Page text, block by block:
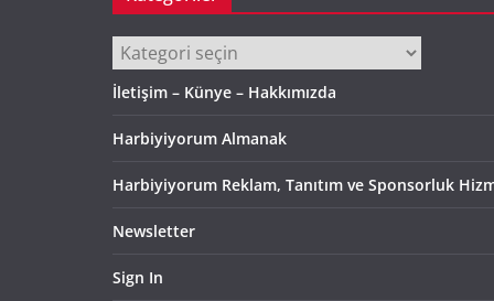
Kategoriler
İletişim – Künye – Hakkımızda
Harbiyiyorum Almanak
Harbiyiyorum Reklam, Tanıtım ve Sponsorluk
Newsletter
Sign In